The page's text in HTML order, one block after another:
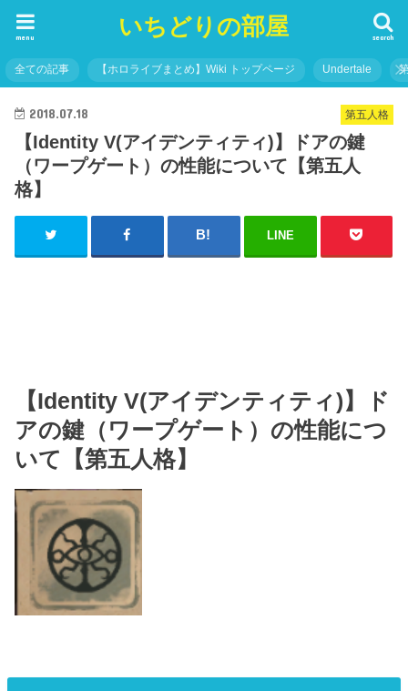
いちどりの部屋 search
menu
全ての記事 【ホロライブまとめ】Wiki トップページ Undertale
第五人格
2018.07.18
【Identity V(アイデンティティ)】ドアの鍵
（ワープゲート）の性能について【第五人
格】
LINE
【Identity V(アイデンティティ)】ド
アの鍵（ワープゲート）の性能につ
いて【第五人格】